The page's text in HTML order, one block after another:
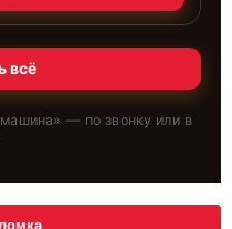
всё
» — по звонку или в